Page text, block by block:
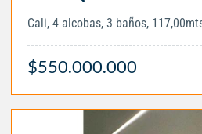
Cali, 4 alcobas, 3 baños,
$550.000.000